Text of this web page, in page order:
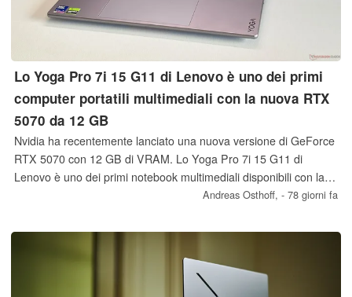
Lo Yoga Pro 7i 15 G11 di Lenovo è uno dei primi
computer portatili multimediali con la nuova RTX
5070 da 12 GB
Nvidia ha recentemente lanciato una nuova versione di GeForce
RTX 5070 con 12 GB di VRAM. Lo Yoga Pro 7i 15 G11 di
Lenovo è uno dei primi notebook multimediali disponibili con la
Andreas Osthoff, - 78 giorni fa